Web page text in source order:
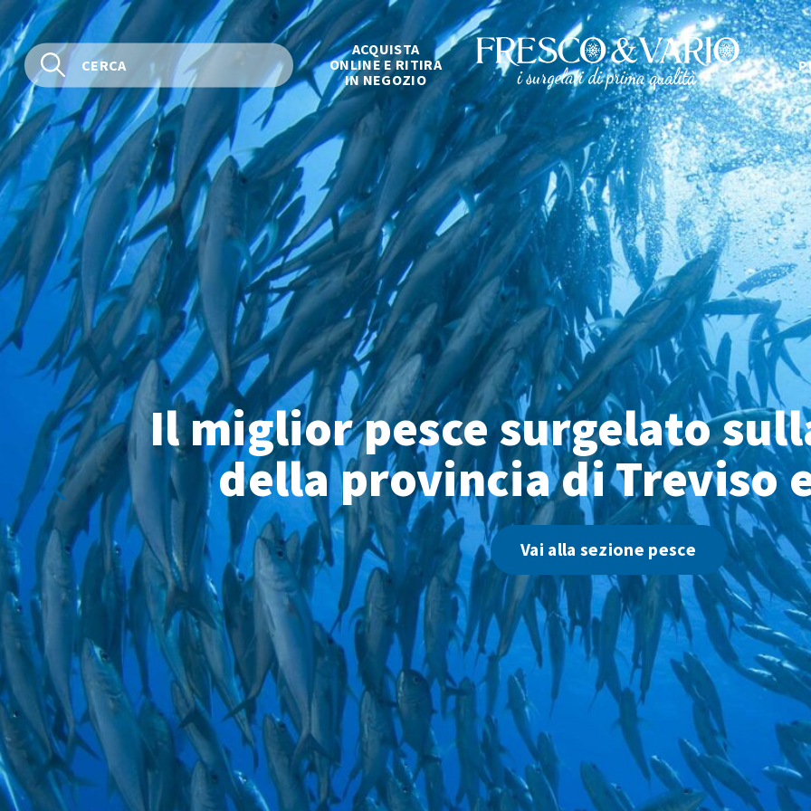
ACQUISTA
ONLINE E RITIRA
IN NEGOZIO
Il miglior pesce surgelato
della provincia di Treviso
Vai alla sezione pesce